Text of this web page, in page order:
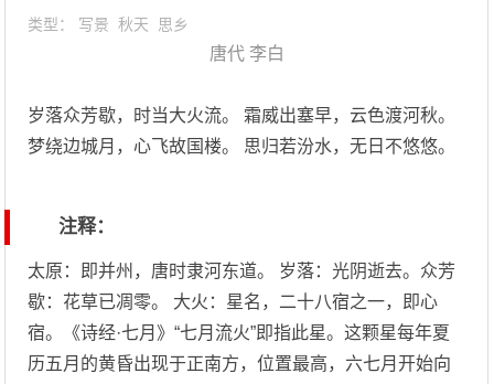
类型： 写景 秋天 思乡
唐代 李白
岁落众芳歇，时当大火流。 霜威出塞早，云色渡河秋。
梦绕边城月，心飞故国楼。 思归若汾水，无日不悠悠。
注释：
太原：即并州，唐时隶河东道。 岁落：光阴逝去。众芳
歇：花草已凋零。 大火：星名，二十八宿之一，即心
宿。《诗经·七月》“七月流火”即指此星。这颗星每年夏
历五月的黄昏出现于正南方，位置最高，六七月开始向